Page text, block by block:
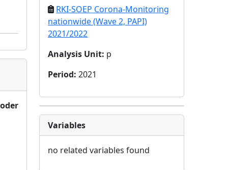
RKI-SOEP Corona-Monitoring
nationwide (Wave 2, PAPI)
2021/2022
Analysis Unit: p
Period:2021
Variables
no related variables found